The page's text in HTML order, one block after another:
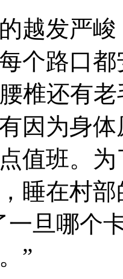
越发严
个路口
椎还有
因为身
值班。
睡在村
一旦哪个
”